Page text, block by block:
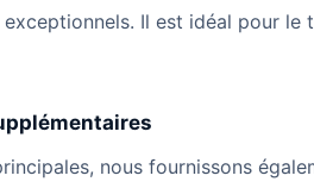
Il est idéal pour
nous fournissons